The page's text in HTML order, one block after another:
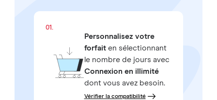
01.
Personnalisez votre
forfaiten sélectionnant
le nombre de jours avec
Connexion en illimité
dont vous avez besoin.
Vérifier la compatibilité